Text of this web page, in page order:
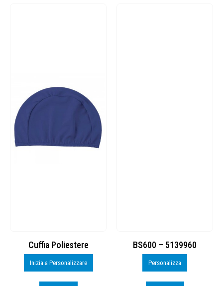
Cuffia Poliestere
Inizia a Personalizzare
BS600 – 5139960
Personalizza